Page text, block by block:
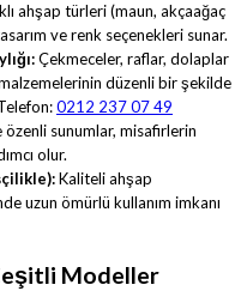
ahşap türleri (maun, akçaağaç
ve renk seçenekleri sunar.
Çekmeceler, raflar, dolaplar
düzenli bir şekilde
0212 237 07 49
özenli sunumlar, misafirlerin
olur.
Kaliteli ahşap
uzun ömürlü kullanım imkanı
Modeller